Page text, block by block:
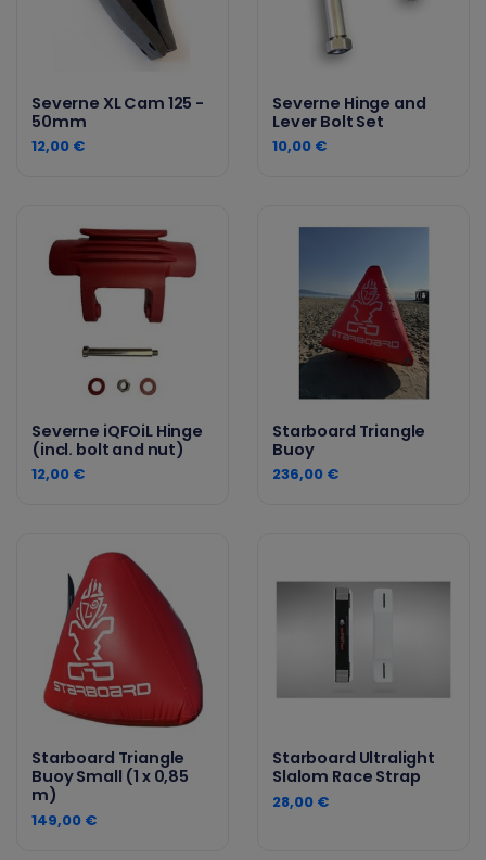
Severne XL Cam 125 -
50mm
12,00 €
Severne Hinge and
Lever Bolt Set
10,00 €
Severne iQFOiL Hinge
(incl. bolt and nut)
12,00 €
Starboard Triangle
Buoy
236,00 €
Starboard Triangle
Buoy Small (1 x 0,85
m)
149,00 €
Starboard Ultralight
Slalom Race Strap
28,00 €